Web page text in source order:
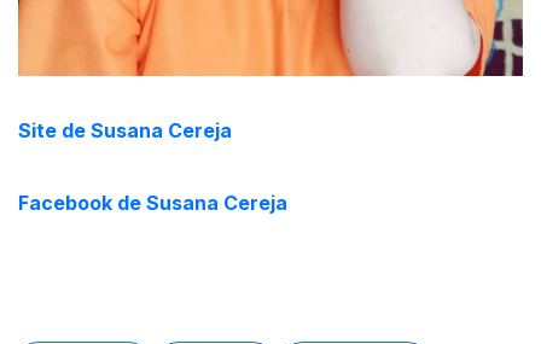
Site de Susana Cereja
Facebook de Susana Cereja